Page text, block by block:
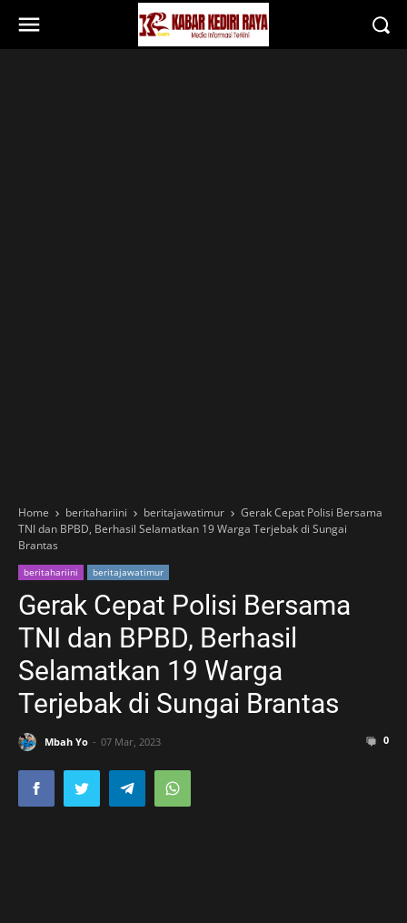
Home beritahariini beritajawatimur
Gerak Cepat Polisi Bersama
TNI dan BPBD, Berhasil Selamatkan 19 Warga Terjebak di Sungai
Brantas
beritahariini beritajawatimur
Gerak Cepat Polisi Bersama
TNI dan BPBD, Berhasil
Selamatkan 19 Warga
Terjebak di Sungai Brantas
Mbah Yo 07 Mar, 2023 0